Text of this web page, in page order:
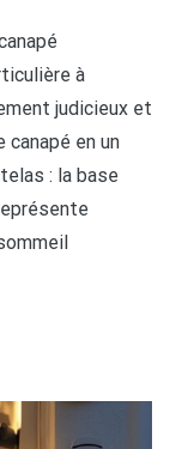
à
judicieux et
en un
: la base